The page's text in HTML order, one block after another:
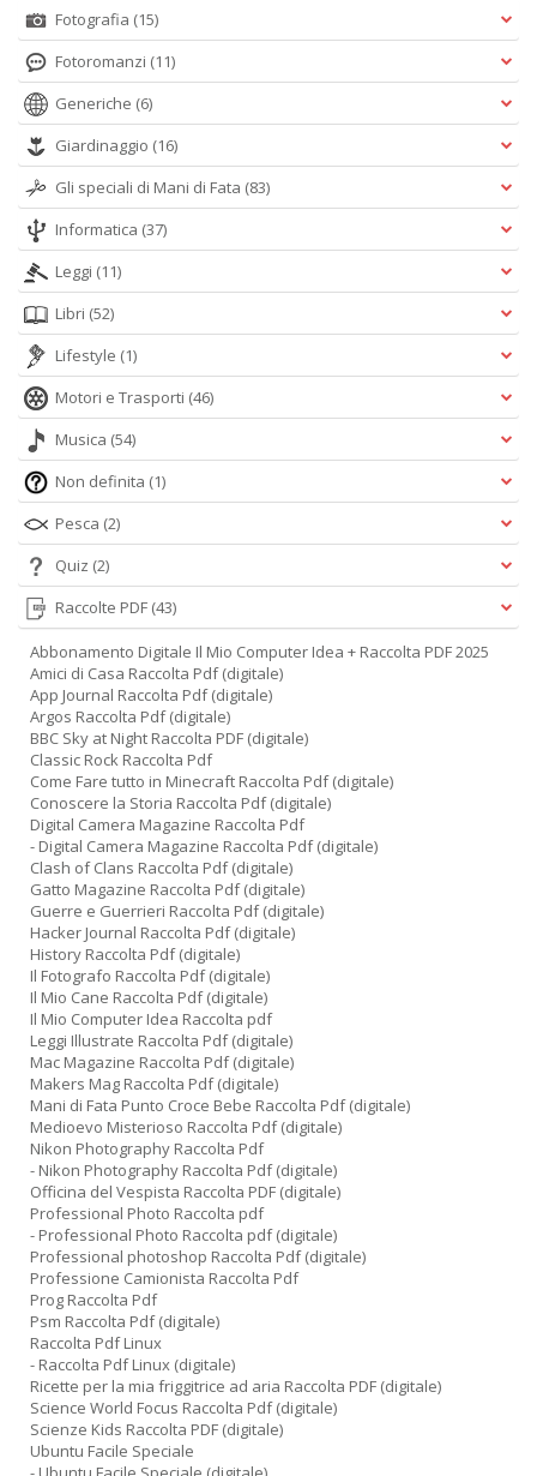
Fotografia (15)
Fotoromanzi (11)
Generiche (6)
Giardinaggio (16)
Gli speciali di Mani di Fata (83)
Informatica (37)
Leggi (11)
Libri (52)
Lifestyle (1)
Motori e Trasporti (46)
Musica (54)
Non definita (1)
Pesca (2)
Quiz (2)
Raccolte PDF (43)
Abbonamento Digitale Il Mio Computer Idea + Raccolta PDF 2025
Amici di Casa Raccolta Pdf (digitale)
App Journal Raccolta Pdf (digitale)
Argos Raccolta Pdf (digitale)
BBC Sky at Night Raccolta PDF (digitale)
Classic Rock Raccolta Pdf
Come Fare tutto in Minecraft Raccolta Pdf (digitale)
Conoscere la Storia Raccolta Pdf (digitale)
Digital Camera Magazine Raccolta Pdf
- Digital Camera Magazine Raccolta Pdf (digitale)
Clash of Clans Raccolta Pdf (digitale)
Gatto Magazine Raccolta Pdf (digitale)
Guerre e Guerrieri Raccolta Pdf (digitale)
Hacker Journal Raccolta Pdf (digitale)
History Raccolta Pdf (digitale)
Il Fotografo Raccolta Pdf (digitale)
Il Mio Cane Raccolta Pdf (digitale)
Il Mio Computer Idea Raccolta pdf
Leggi Illustrate Raccolta Pdf (digitale)
Mac Magazine Raccolta Pdf (digitale)
Makers Mag Raccolta Pdf (digitale)
Mani di Fata Punto Croce Bebe Raccolta Pdf (digitale)
Medioevo Misterioso Raccolta Pdf (digitale)
Nikon Photography Raccolta Pdf
- Nikon Photography Raccolta Pdf (digitale)
Officina del Vespista Raccolta PDF (digitale)
Professional Photo Raccolta pdf
- Professional Photo Raccolta pdf (digitale)
Professional photoshop Raccolta Pdf (digitale)
Professione Camionista Raccolta Pdf
Prog Raccolta Pdf
Psm Raccolta Pdf (digitale)
Raccolta Pdf Linux
- Raccolta Pdf Linux (digitale)
Ricette per la mia friggitrice ad aria Raccolta PDF (digitale)
Science World Focus Raccolta Pdf (digitale)
Scienze Kids Raccolta PDF (digitale)
Ubuntu Facile Speciale